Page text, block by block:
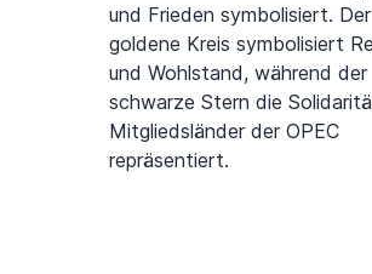
und Frieden symbolisiert. Der
goldene Kreis symbolisiert
und Wohlstand, während der
schwarze Stern die
Mitgliedsländer der OPEC
repräsentiert.